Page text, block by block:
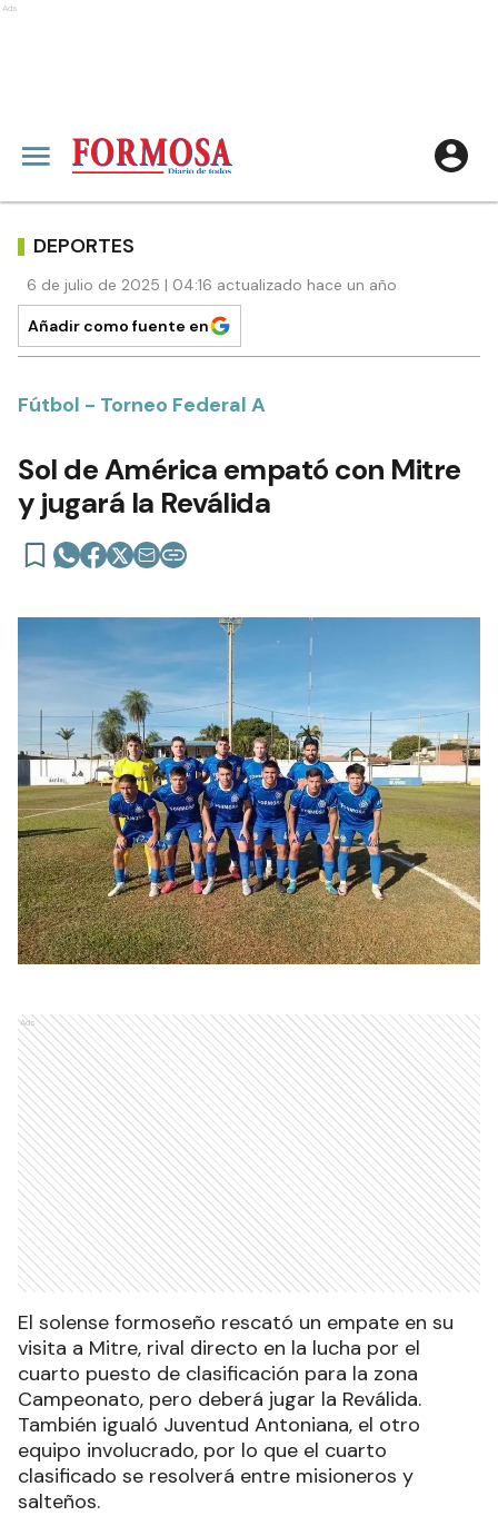
Ads
DEPORTES
6 de julio de 2025 | 04:16 actualizado hace un año
Añadir como fuente en
Fútbol - Torneo Federal A
Sol de América empató con Mitre
y jugará la Reválida
Ads
El solense formoseño rescató un empate en su
visita a Mitre, rival directo en la lucha por el
cuarto puesto de clasificación para la zona
Campeonato, pero deberá jugar la Reválida.
También igualó Juventud Antoniana, el otro
equipo involucrado, por lo que el cuarto
clasificado se resolverá entre misioneros y
salteños.